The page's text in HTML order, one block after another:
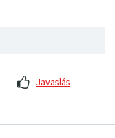
Javaslás